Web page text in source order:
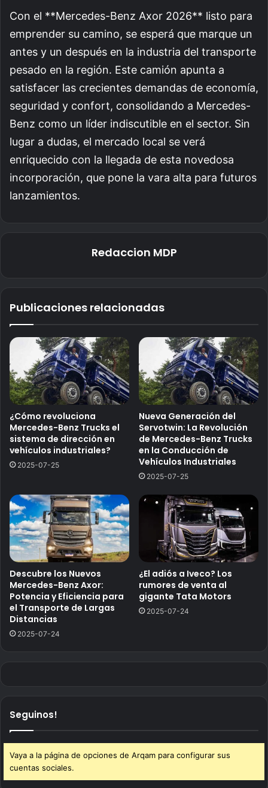
Con el **Mercedes-Benz Axor 2026** listo para
emprender su camino, se esperá que marque un
antes y un después en la industria del transporte
pesado en la región. Este camión apunta a
satisfacer las crecientes demandas de economía,
seguridad y confort, consolidando a Mercedes-
Benz como un líder indiscutible en el sector. Sin
lugar a dudas, el mercado local se verá
enriquecido con la llegada de esta novedosa
incorporación, que pone la vara alta para futuros
lanzamientos.
Redaccion MDP
Publicaciones relacionadas
¿Cómo revoluciona
Mercedes-Benz Trucks el
sistema de dirección en
vehículos industriales?
2025-07-25
Nueva Generación del
Servotwin: La Revolución
de Mercedes-Benz Trucks
en la Conducción de
Vehículos Industriales
2025-07-25
Descubre los Nuevos
Mercedes-Benz Axor:
Potencia y Eficiencia para
el Transporte de Largas
Distancias
2025-07-24
¿El adiós a Iveco? Los
rumores de venta al
gigante Tata Motors
2025-07-24
Seguinos!
Vaya a la página de opciones de Arqam para configurar sus
cuentas sociales.